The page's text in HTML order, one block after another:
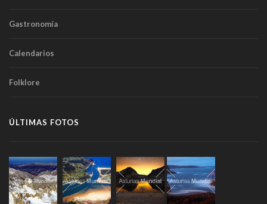
Gastronomía
Calendarios
Folklore
ÚLTIMAS FOTOS